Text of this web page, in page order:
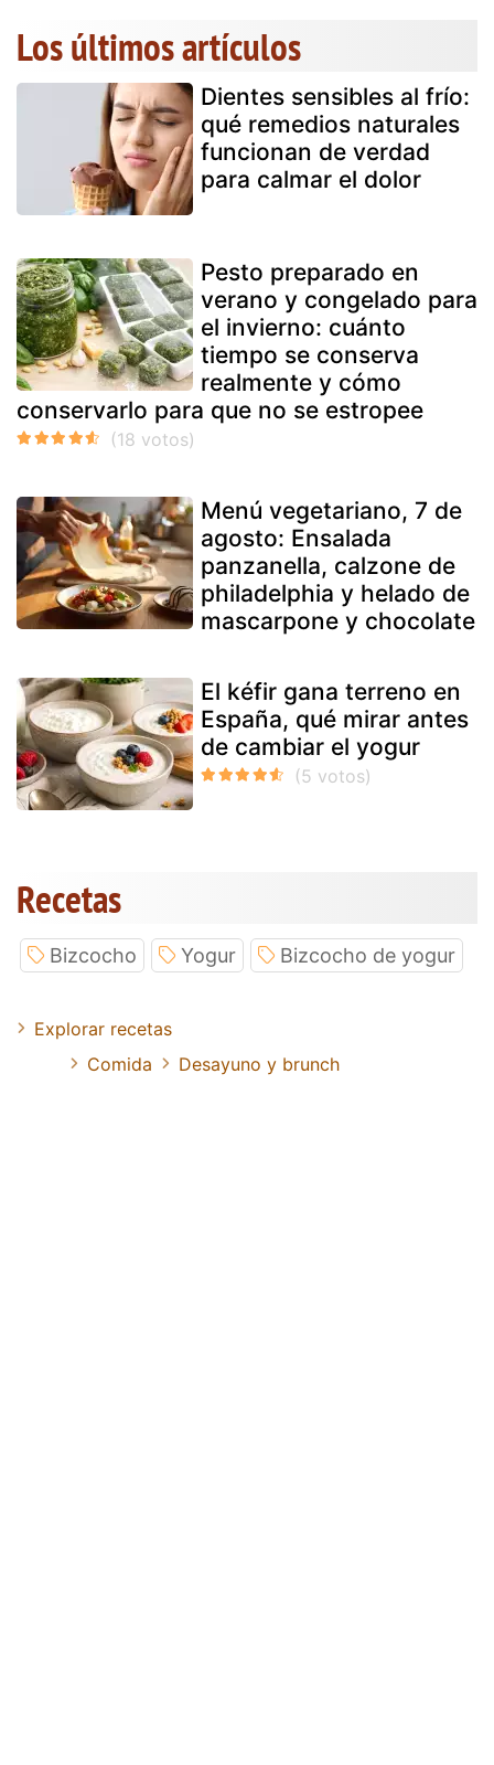
Los últimos artículos
Dientes sensibles al frío:
qué remedios naturales
funcionan de verdad
para calmar el dolor
Pesto preparado en
verano y congelado para
el invierno: cuánto
tiempo se conserva
realmente y cómo
conservarlo para que no se estropee
Menú vegetariano, 7 de
agosto: Ensalada
panzanella, calzone de
philadelphia y helado de
mascarpone y chocolate
El kéfir gana terreno en
España, qué mirar antes
de cambiar el yogur
Recetas
Bizcocho Yogur Bizcocho de yogur
Explorar recetas
Comida
Desayuno y brunch